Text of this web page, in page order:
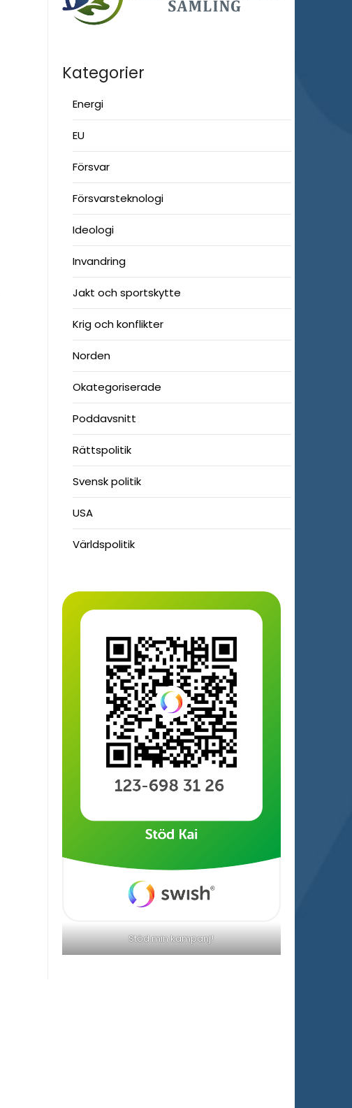
Kategorier
Energi
EU
Försvar
Försvarsteknologi
Ideologi
Invandring
Jakt och sportskytte
Krig och konflikter
Norden
Okategoriserade
Poddavsnitt
Rättspolitik
Svensk politik
USA
Världspolitik
Stöd min kampanj!